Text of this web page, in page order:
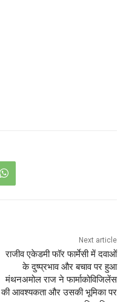
Next article
राजीव एकेडमी फॉर फार्मेसी में दवाओं
के दुष्प्रभाव और बचाव पर हुआ
मंथनअमोल राज ने फार्माकोविजिलेंस
की आवश्यकता और उसकी भूमिका पर